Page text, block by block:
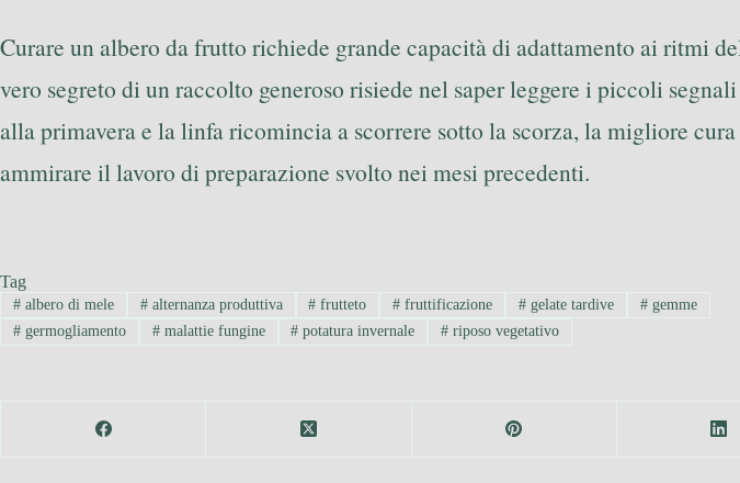
Curare un albero da frutto richiede grande capacità di adattamento ai ritmi
vero segreto di un raccolto generoso risiede nel saper leggere i piccoli
alla primavera e la linfa ricomincia a scorrere sotto la scorza, la migliore
ammirare il lavoro di preparazione svolto nei mesi precedenti.
Tag
#albero di mele #alternanza produttiva # frutteto # fruttificazione # gelate tardive #gemme
#germogliamento #malattie fungine # potatura invernale # riposo vegetativo